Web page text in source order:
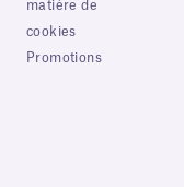
matière de
cookies
Promotions